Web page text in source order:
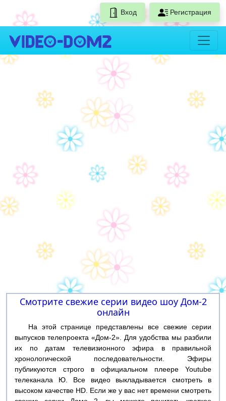
Вход Регистрация
Смотрите свежие серии видео шоу Дом-2
онлайн
На этой странице представлены все свежие серии
выпусков телепроекта «Дом-2». Для удобства мы разбили
их по датам телевизионного эфира в правильной
хронологической последовательности. Эфиры
публикуются строго в официальном плеере Youtube
телеканала Ю. Все видео выкладывается смотреть в
высоком качестве HD. Если же у вас нет времени смотреть